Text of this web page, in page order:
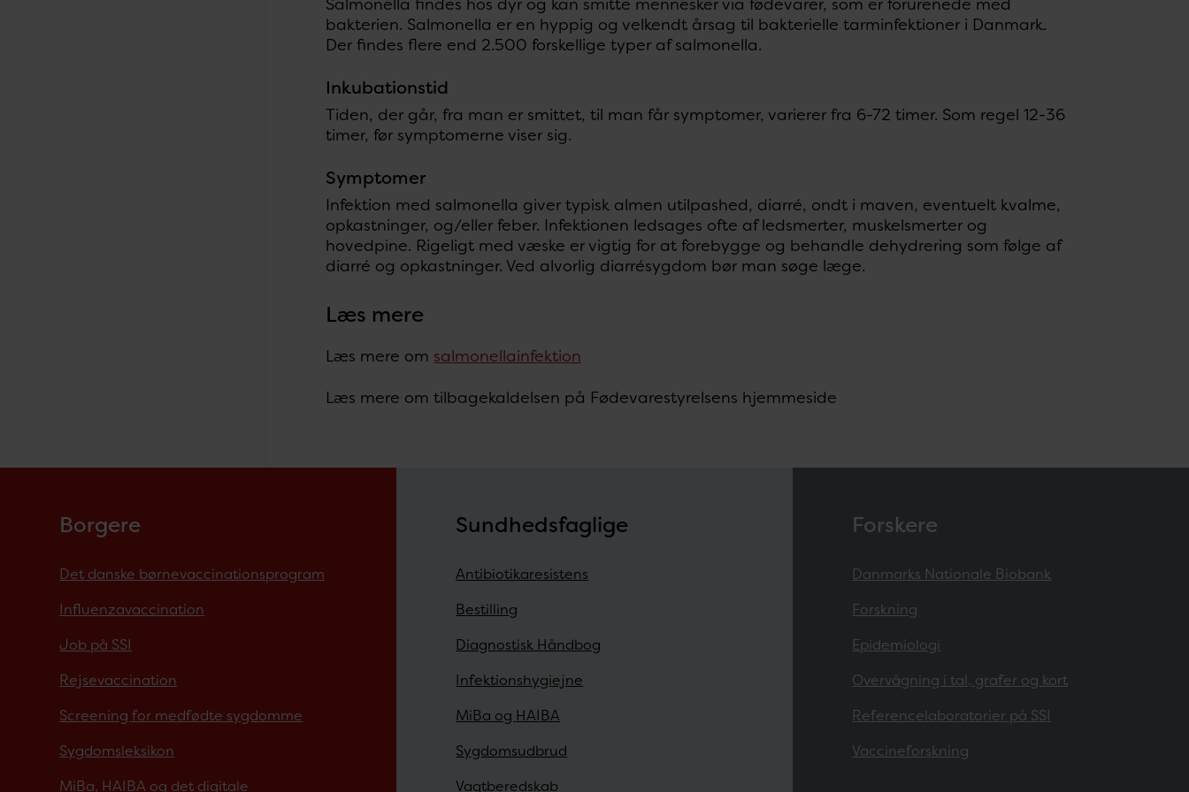
Salmonella findes hos dyr og kan smitte mennesker via fødevarer, som er forurenede med
bakterien. Salmonella er en hyppig og velkendt årsag til bakterielle tarminfektioner i Danmark.
Der findes flere end 2.500 forskellige typer af salmonella.
Inkubationstid
Tiden, der går, fra man er smittet, til man får symptomer, varierer fra 6-72 timer. Som regel 12-36
timer, før symptomerne viser sig.
Symptomer
Infektion med salmonella giver typisk almen utilpashed, diarré, ondt i maven, eventuelt kvalme,
opkastninger, og/eller feber. Infektionen ledsages ofte af ledsmerter, muskelsmerter og
hovedpine. Rigeligt med væske er vigtig for at forebygge og behandle dehydrering som følge af
diarré og opkastninger. Ved alvorlig diarrésygdom bør man søge læge.
Læs mere
Læs mere om salmonellainfektion
Læs mere om tilbagekaldelsen på Fødevarestyrelsens hjemmeside
Borgere
Det danske børnevaccinationsprogram
Influenzavaccination
Job på SSI
Rejsevaccination
Screening for medfødte sygdomme
Sygdomsleksikon
MiBa, HAIBA og det digitale
Sundhedsfaglige
Antibiotikaresistens
Bestilling
Diagnostisk Håndbog
Infektionshygiejne
MiBa og HAIBA
Sygdomsudbrud
Vagtberedskab
Forskere
Danmarks Nationale Biobank
Forskning
Epidemiologi
Overvågning i tal, grafer og kort
Referencelaboratorier på SSI
Vaccineforskning